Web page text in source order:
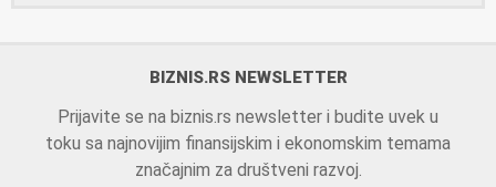
BIZNIS.RS NEWSLETTER
Prijavite se na biznis.rs newsletter i budite uvek u
toku sa najnovijim finansijskim i ekonomskim temama
značajnim za društveni razvoj.